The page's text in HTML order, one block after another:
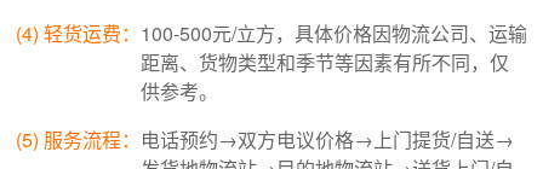
(4) 轻货运费： 100-500元/立方，具体价格因物流公司、运输
距离、货物类型和季节等因素有所不同，仅
供参考。
(5) 服务流程： 电话预约→双方电议价格→上门提货/自送→